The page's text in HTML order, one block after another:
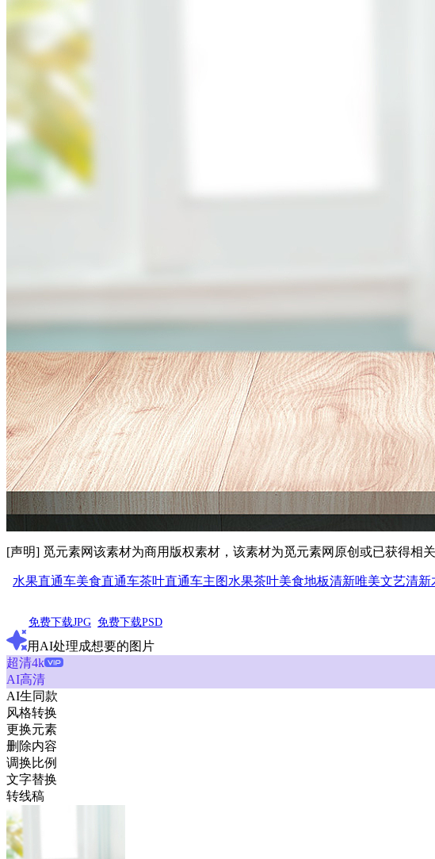
[声明] 觅元素网该素材为商用版权素材，该素材为觅元素网原创或已获得相
水果直通车美食直通车茶叶直通车主图水果茶叶美食地板清新唯美文艺清新
免费下载JPG 免费下载PSD
用AI处理成想要的图片
超清4k
AI高清
AI生同款
风格转换
更换元素
删除内容
调换比例
文字替换
转线稿